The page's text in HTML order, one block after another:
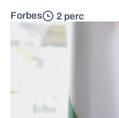
Forbes 2 perc